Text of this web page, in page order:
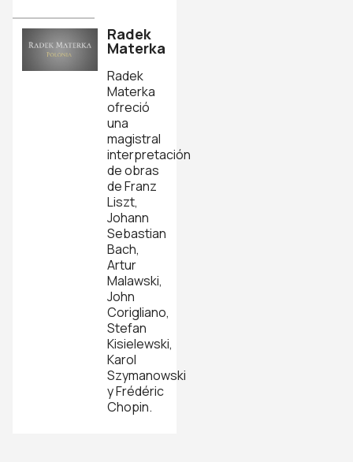
Radek
Materka
Radek
Materka
ofreció
una
magistral
interpretación
de obras
de Franz
Liszt,
Johann
Sebastian
Bach,
Artur
Malawski,
John
Corigliano,
Stefan
Kisielewski,
Karol
Szymanowski
y Frédéric
Chopin.